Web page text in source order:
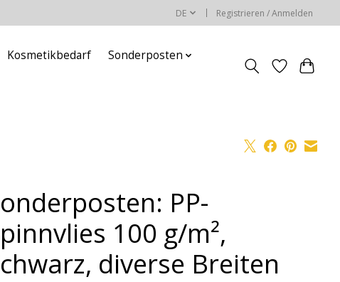
DE Registrieren / Anmelden
Kosmetikbedarf
Sonderposten
PP-
100 g/m²,
diverse Breiten